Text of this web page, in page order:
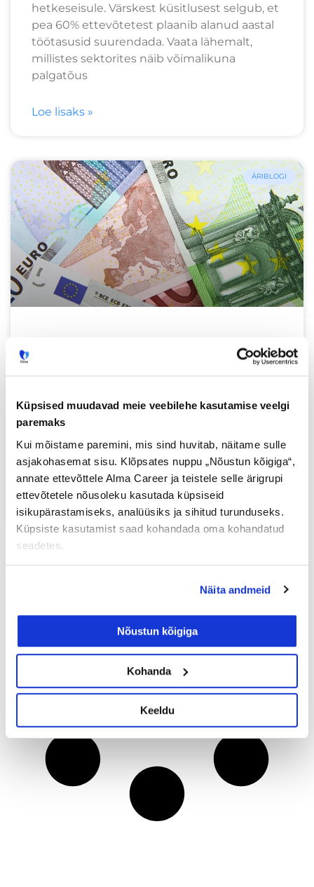
Küpsised muudavad meie veebilehe kasutamise veelgi
paremaks
Kui mõistame paremini, mis sind huvitab, näitame sulle
asjakohasemat sisu. Klõpsates nuppu „Nõustun kõigiga“,
annate ettevõttele Alma Career ja teistele selle ärigrupi
ettevõtetele nõusoleku kasutada küpsiseid
isikupärastamiseks, analüüsiks ja sihitud turunduseks.
Küpsiste kasutamist saad kohandada oma kohandatud
seadetes.
Näita andmeid
Nõustun kõigiga
Kohanda
Keeldu
hetkeseisule. Värskest küsitlusest selgub, et
pea 60% ettevõtetest plaanib alanud aastal
töötasusid suurendada. Vaata lähemalt,
millistes sektorites näib võimalikuna
palgatõus
Loe lisaks »
ÄRIBLOGI
Veerand eurooplastest valetavad
Koguni veerand kandidaatidest Euroopa
riikides valetavad tööintervjuul enda töötasu
palka uuel töökohal. Intelligent Group
uuringule tuginedes valetab üks kandidaat